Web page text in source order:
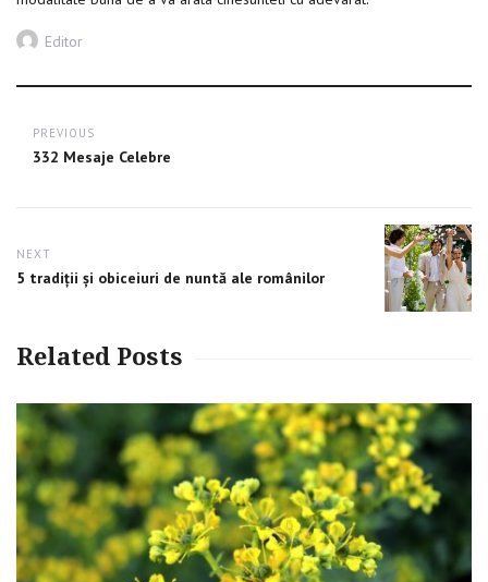
Author
Editor
navigation
PREVIOUS
Previous
332 Mesaje Celebre
NEXT
Next
5 tradiții și obiceiuri de nuntă ale românilor
Related Posts